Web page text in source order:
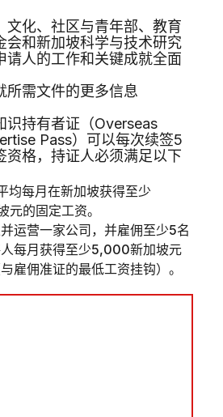
文化、社区与青年部、教育
会和新加坡科学与技术研究
请人的工作和关键成就全面
所需文件的更多信息
识持有者证（Overseas
Pass）可以每次续签5
资格，持证人必须满足以下
均每月在新加坡获得至少
的固定工资。
运营一家公司，并雇佣至少5名
每月获得至少5,000新加坡元
雇佣准证的最低工资挂钩）。